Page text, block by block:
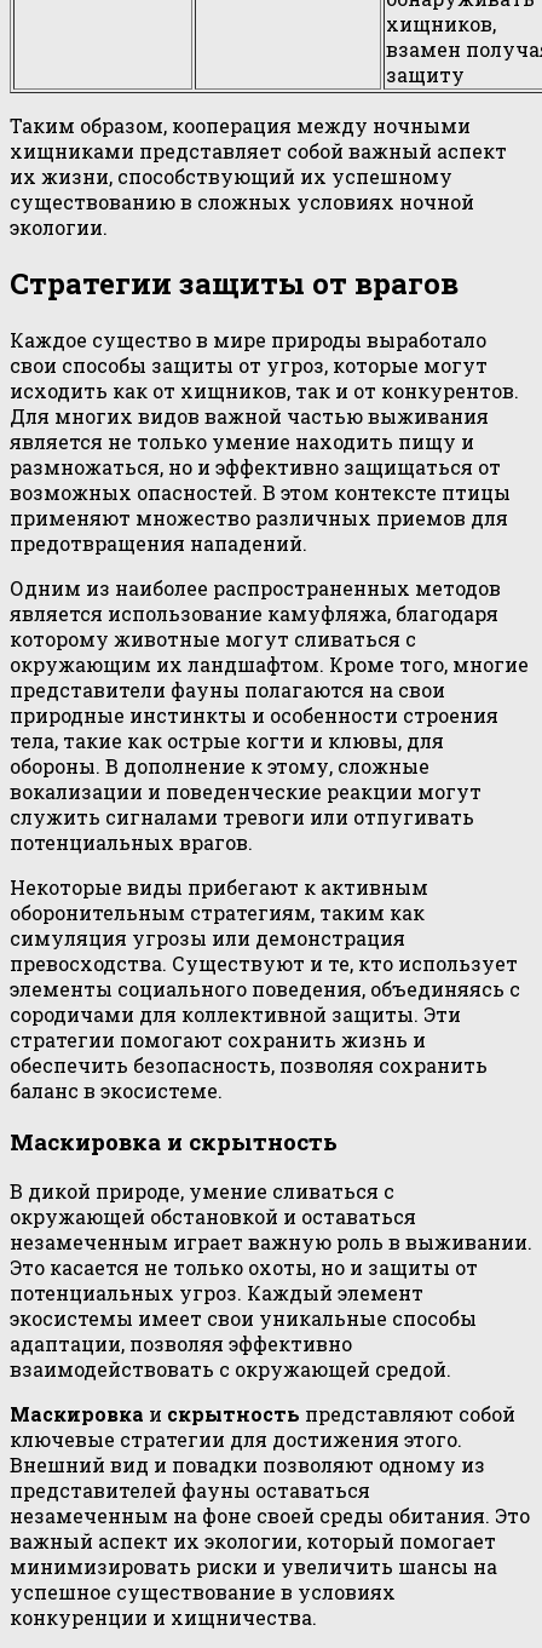
хищников,
взамен
защиту
Таким образом, кооперация между ночными
хищниками представляет собой важный аспект
их жизни, способствующий их успешному
существованию в сложных условиях ночной
экологии.
Стратегии защиты от врагов
Каждое существо в мире природы выработало
свои способы защиты от угроз, которые могут
исходить как от хищников, так и от конкурентов.
Для многих видов важной частью выживания
является не только умение находить пищу и
размножаться, но и эффективно защищаться от
возможных опасностей. В этом контексте птицы
применяют множество различных приемов для
предотвращения нападений.
Одним из наиболее распространенных методов
является использование камуфляжа, благодаря
которому животные могут сливаться с
окружающим их ландшафтом. Кроме того, многие
представители фауны полагаются на свои
природные инстинкты и особенности строения
тела, такие как острые когти и клювы, для
обороны. В дополнение к этому, сложные
вокализации и поведенческие реакции могут
служить сигналами тревоги или отпугивать
потенциальных врагов.
Некоторые виды прибегают к активным
оборонительным стратегиям, таким как
симуляция угрозы или демонстрация
превосходства. Существуют и те, кто использует
элементы социального поведения, объединяясь с
сородичами для коллективной защиты. Эти
стратегии помогают сохранить жизнь и
обеспечить безопасность, позволяя сохранить
баланс в экосистеме.
Маскировка и скрытность
В дикой природе, умение сливаться с
окружающей обстановкой и оставаться
незамеченным играет важную роль в выживании.
Это касается не только охоты, но и защиты от
потенциальных угроз. Каждый элемент
экосистемы имеет свои уникальные способы
адаптации, позволяя эффективно
взаимодействовать с окружающей средой.
Маскировка и скрытность представляют собой
ключевые стратегии для достижения этого.
Внешний вид и повадки позволяют одному из
представителей фауны оставаться
незамеченным на фоне своей среды обитания. Это
важный аспект их экологии, который помогает
минимизировать риски и увеличить шансы на
успешное существование в условиях
конкуренции и хищничества.